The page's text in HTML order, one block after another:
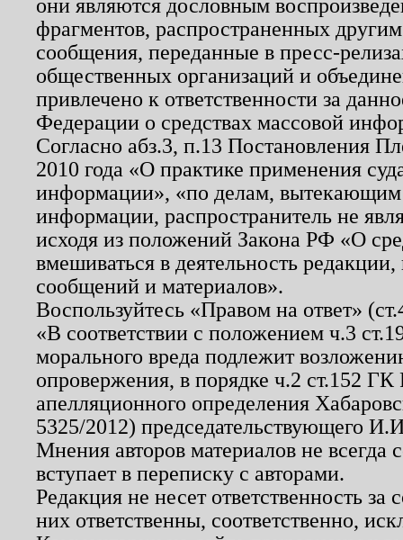
они являются дословным
фрагментов, распространенных
сообщения, переданные в пресс-
общественных организаций и
привлечено к ответственности за
Федерации о средствах массовой
Согласно абз.3, п.13 Постановления
2010 года «О практике применения
информации», «по делам, вытекающим
информации, распространитель не
исходя из положений Закона РФ «О
вмешиваться в деятельность
сообщений и материалов».
Воспользуйтесь «Правом на ответ»
«В соответствии с положением ч.3
морального вреда подлежит
опровержения, в порядке ч.2 ст.152
апелляционного определения
5325/2012) председательствующего
Мнения авторов материалов не
вступает в переписку с авторами.
Редакция не несет ответственность
них ответственны, соответственно,